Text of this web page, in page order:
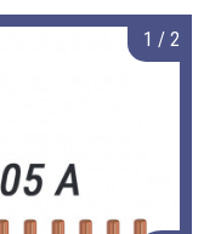
1 / 2